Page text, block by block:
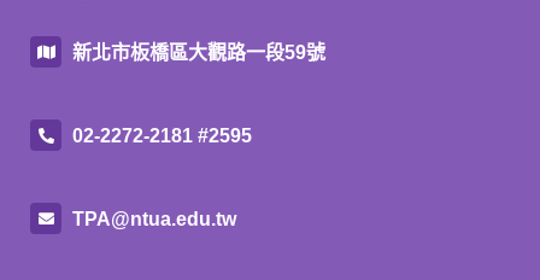
新北市板橋區大觀路一段59號
02-2272-2181 #2595
TPA@ntua.edu.tw